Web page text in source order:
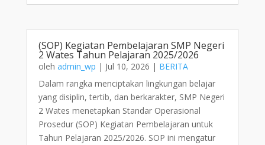
(SOP) Kegiatan Pembelajaran SMP Negeri
2 Wates Tahun Pelajaran 2025/2026
oleh admin_wp | Jul 10, 2026 | BERITA
Dalam rangka menciptakan lingkungan belajar
yang disiplin, tertib, dan berkarakter, SMP Negeri
2 Wates menetapkan Standar Operasional
Prosedur (SOP) Kegiatan Pembelajaran untuk
Tahun Pelajaran 2025/2026. SOP ini mengatur